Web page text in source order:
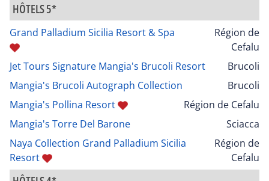
HÔTELS 5*
Grand Palladium Sicilia Resort & Spa
Région de
Cefalu
Jet Tours Signature Mangia's Brucoli Resort
Brucoli
Mangia's Brucoli Autograph Collection
Brucoli
Mangia's Pollina Resort
Région de Cefalu
Mangia's Torre Del Barone
Sciacca
Naya Collection Grand Palladium Sicilia
Resort
Région de
Cefalu